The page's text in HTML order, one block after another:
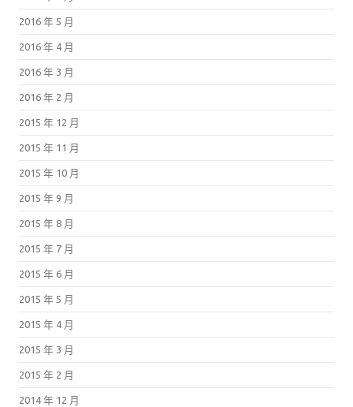
2016 年 5 月
2016 年 4 月
2016 年 3 月
2016 年 2 月
2015 年 12 月
2015 年 11 月
2015 年 10 月
2015 年 9 月
2015 年 8 月
2015 年 7 月
2015 年 6 月
2015 年 5 月
2015 年 4 月
2015 年 3 月
2015 年 2 月
2014 年 12 月